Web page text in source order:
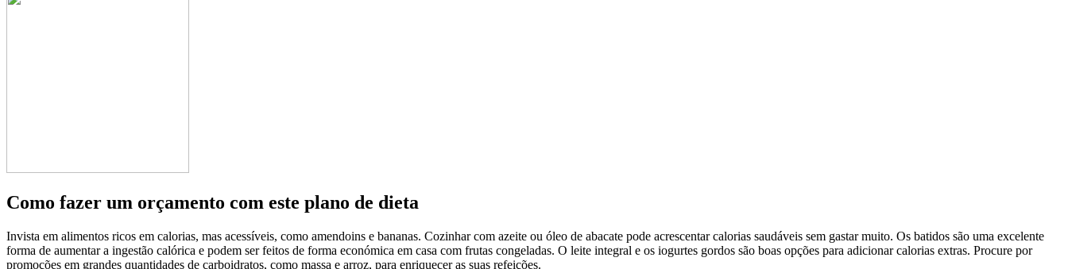
Como fazer um orçamento com este plano de dieta
Invista em alimentos ricos em calorias, mas acessíveis, como amendoins e bananas. Cozinhar com azeite ou óleo de abacate pode acrescentar calorias saudáveis sem gastar muito. Os batidos são uma excelente
forma de aumentar a ingestão calórica e podem ser feitos de forma económica em casa com frutas congeladas. O leite integral e os iogurtes gordos são boas opções para adicionar calorias extras. Procure por
promoções em grandes quantidades de carboidratos, como massa e arroz, para enriquecer as suas refeições.